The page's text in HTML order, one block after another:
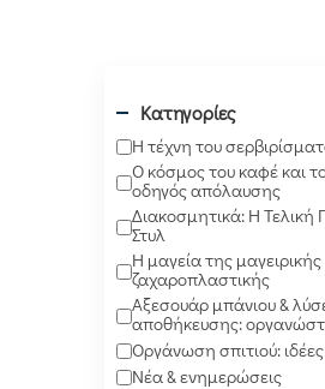
Κατηγορίες
Η τέχνη του
Ο κόσμος του καφέ και
οδηγός απόλαυσης
Διακοσμητικά: Η Τελική
Στυλ
Η μαγεία της μαγειρικής
ζαχαροπλαστικής
Αξεσουάρ μπάνιου &
αποθήκευσης:
Οργάνωση σπιτιού:
Νέα & ενημερώσεις